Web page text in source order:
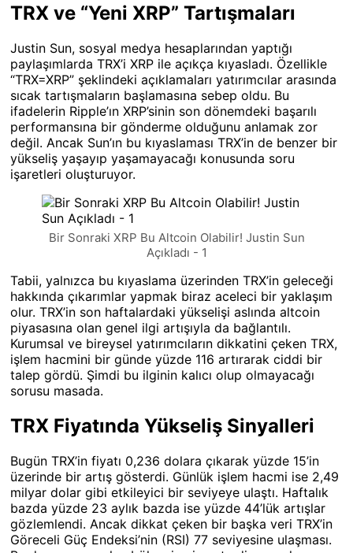
TRX ve “Yeni XRP” Tartışmaları
Justin Sun, sosyal medya hesaplarından yaptığı
paylaşımlarda TRX’i XRP ile açıkça kıyasladı. Özellikle
“TRX=XRP” şeklindeki açıklamaları yatırımcılar arasında
sıcak tartışmaların başlamasına sebep oldu. Bu
ifadelerin Ripple’ın XRP’sinin son dönemdeki başarılı
performansına bir gönderme olduğunu anlamak zor
değil. Ancak Sun’ın bu kıyaslaması TRX’in de benzer bir
yükseliş yaşayıp yaşamayacağı konusunda soru
işaretleri oluşturuyor.
Bir Sonraki XRP Bu Altcoin Olabilir! Justin Sun
Açıkladı - 1
Tabii, yalnızca bu kıyaslama üzerinden TRX’in geleceği
hakkında çıkarımlar yapmak biraz aceleci bir yaklaşım
olur. TRX’in son haftalardaki yükselişi aslında altcoin
piyasasına olan genel ilgi artışıyla da bağlantılı.
Kurumsal ve bireysel yatırımcıların dikkatini çeken TRX,
işlem hacmini bir günde yüzde 116 artırarak ciddi bir
talep gördü. Şimdi bu ilginin kalıcı olup olmayacağı
sorusu masada.
TRX Fiyatında Yükseliş Sinyalleri
Bugün TRX’in fiyatı 0,236 dolara çıkarak yüzde 15’in
üzerinde bir artış gösterdi. Günlük işlem hacmi ise 2,49
milyar dolar gibi etkileyici bir seviyeye ulaştı. Haftalık
bazda yüzde 23 aylık bazda ise yüzde 44’lük artışlar
gözlemlendi. Ancak dikkat çeken bir başka veri TRX’in
Göreceli Güç Endeksi’nin (RSI) 77 seviyesine ulaşması.